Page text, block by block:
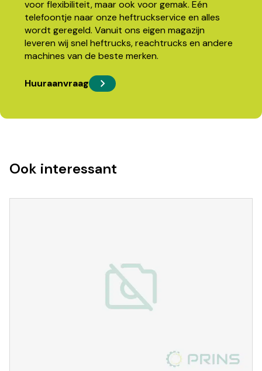
voor flexibiliteit, maar ook voor gemak. Eén
telefoontje naar onze heftruckservice en alles
wordt geregeld. Vanuit ons eigen magazijn
leveren wij snel heftrucks, reachtrucks en andere
machines van de beste merken.
Huuraanvraag
Ook interessant